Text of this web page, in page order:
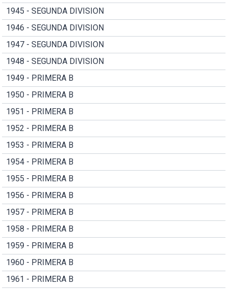
1945 - SEGUNDA DIVISION
1946 - SEGUNDA DIVISION
1947 - SEGUNDA DIVISION
1948 - SEGUNDA DIVISION
1949 - PRIMERA B
1950 - PRIMERA B
1951 - PRIMERA B
1952 - PRIMERA B
1953 - PRIMERA B
1954 - PRIMERA B
1955 - PRIMERA B
1956 - PRIMERA B
1957 - PRIMERA B
1958 - PRIMERA B
1959 - PRIMERA B
1960 - PRIMERA B
1961 - PRIMERA B